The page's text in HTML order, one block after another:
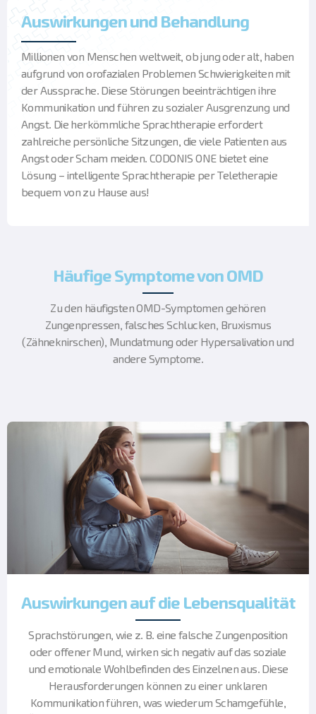
Auswirkungen und Behandlung
Millionen von Menschen weltweit, ob jung oder alt, haben
aufgrund von orofazialen Problemen Schwierigkeiten mit
der Aussprache. Diese Störungen beeinträchtigen ihre
Kommunikation und führen zu sozialer Ausgrenzung und
Angst. Die herkömmliche Sprachtherapie erfordert
zahlreiche persönliche Sitzungen, die viele Patienten aus
Angst oder Scham meiden. CODONIS ONE bietet eine
Lösung – intelligente Sprachtherapie per Teletherapie
bequem von zu Hause aus!
Häufige Symptome von OMD
Zu den häufigsten OMD-Symptomen gehören
Zungenpressen, falsches Schlucken, Bruxismus
(Zähneknirschen), Mundatmung oder Hypersalivation und
andere Symptome.
Auswirkungen auf die Lebensqualität
Sprachstörungen, wie z. B. eine falsche Zungenposition
oder offener Mund, wirken sich negativ auf das soziale
und emotionale Wohlbefinden des Einzelnen aus. Diese
Herausforderungen können zu einer unklaren
Kommunikation führen, was wiederum Schamgefühle,